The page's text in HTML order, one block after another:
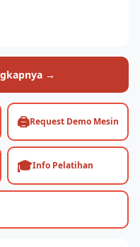
→
🖨️Request Demo Mesin
🎓Info Pelatihan